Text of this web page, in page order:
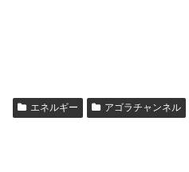
エネルギー アゴラチャンネル